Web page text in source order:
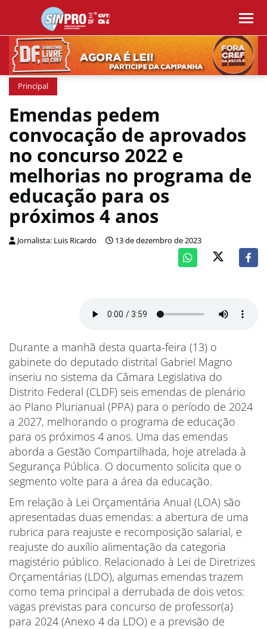
Principal
Emendas pedem
convocação de aprovados
no concurso 2022 e
melhorias no programa de
educação para os
próximos 4 anos
Jornalista: Luis Ricardo 13 de dezembro de 2023
Durante a manhã desta quarta-feira (13) o
gabinete do deputado distrital Gabriel Magno
inseriu no sistema da Câmara Legislativa do
Distrito Federal (CLDF) seis emendas de plenário
ao Plano Plurianual (PPA) para o período de 2024
a 2027, melhorando o programa de educação
para os próximos 4 anos. Uma das emendas
aborda a Gestão Compartilhada, hoje atrelada à
Segurança Pública. O documento solicita que o
segmento volte para a área da educação.
Em relação à Lei Orçamentária Anual (LOA) são
apresentadas duas emendas: a abertura de uma
rubrica para reajuste e recomposição salarial, e
reajuste do auxílio alimentação da categoria
magistério público. Relacionado à Lei de Diretrizes
Orçamentárias (LDO), algumas emendas trazem
como tema principal a derrubada de dois vetos:
vagas previstas para concurso de professor(a)
para 2024 (Anexo 4 da LDO) e a previsão de